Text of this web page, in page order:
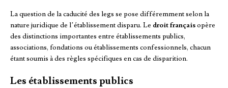
La question de la caducité des legs se pose différemment selon la
nature juridique de l’établissement disparu. Le droit françaisopère
des distinctions importantes entre établissements publics,
associations, fondations ou établissements confessionnels, chacun
étant soumis à des règles spécifiques en cas de disparition.
Les établissements publics